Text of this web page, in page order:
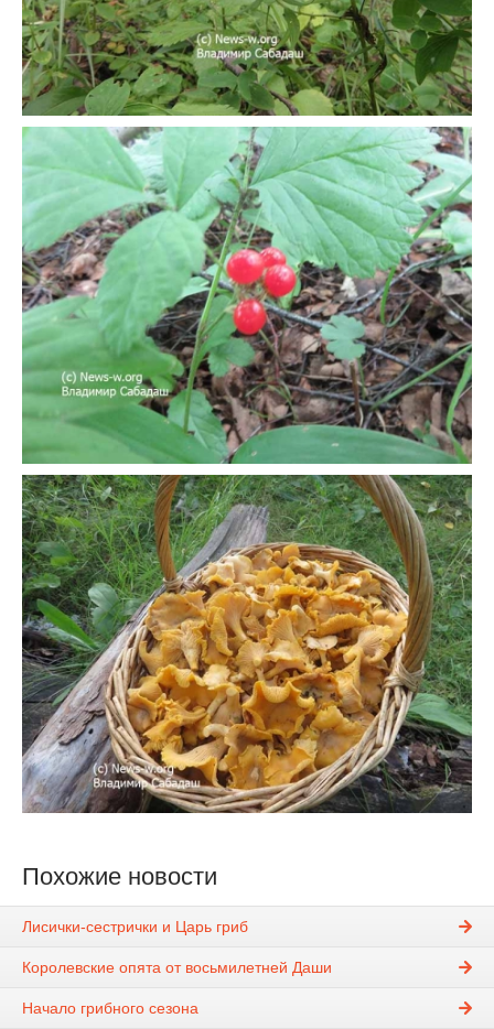
Похожие новости
Лисички-сестрички и Царь гриб
Королевские опята от восьмилетней Даши
Начало грибного сезона